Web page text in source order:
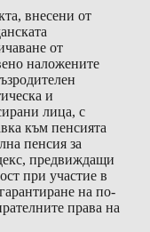
внесени от
от
наложените
и
лица, с
към пенсията
пенсия за
предвиждащи
при участие в
на по-
права на